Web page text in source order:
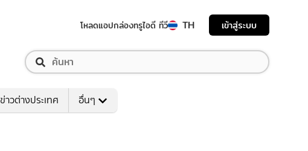
โหลดแอปกล่องทรูไอดี ทีวี TH เข้าสู่ระบบ
ข่าวต่างประเทศ อื่นๆ